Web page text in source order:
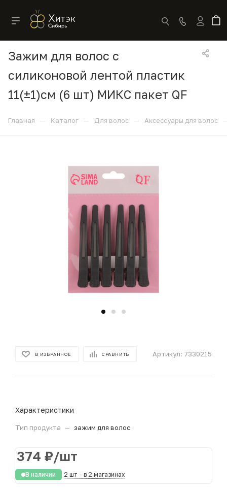
Зажим для волос с
силиконовой лентой пластик
11(±1)см (6 шт) МИКС пакет QF
Главная — Каталог — Для волос — Аксессуары для волос
В ИЗБРАННОЕ СРАВНИТЬ Артикул: 7330215
Характеристики
Тип продукта — зажим для волос
374 ₽/шт
В наличии 2 шт - в 2 магазинах